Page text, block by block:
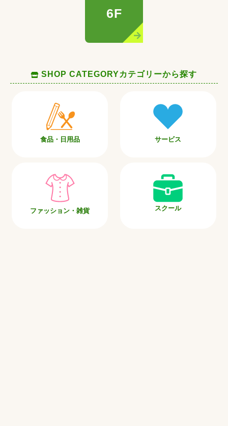
6F
SHOP CATEGORYカテゴリーから探す
食品・日用品 サービス
ファッション・雑貨 スクール